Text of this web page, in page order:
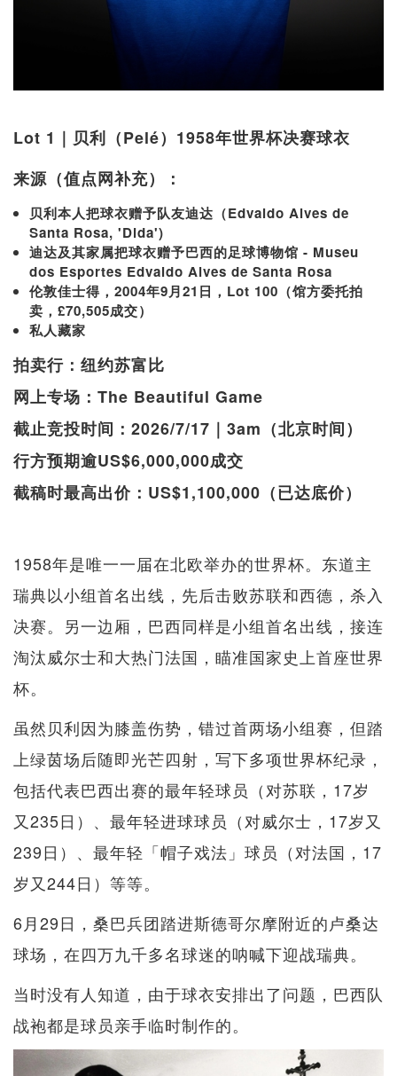
Lot 1｜贝利（Pelé）1958年世界杯决赛球衣
来源（值点网补充）：
贝利本人把球衣赠予队友迪达（Edvaldo Alves de
Santa Rosa, 'Dida')
迪达及其家属把球衣赠予巴西的足球博物馆 - Museu
dos Esportes Edvaldo Alves de Santa Rosa
伦敦佳士得，2004年9月21日，Lot 100（馆方委托拍
卖，£70,505成交）
私人藏家
拍卖行：纽约苏富比
网上专场：The Beautiful Game
截止竞投时间：2026/7/17｜3am（北京时间）
行方预期逾US$6,000,000成交
截稿时最高出价：US$1,100,000（已达底价）
1958年是唯一一届在北欧举办的世界杯。东道主
瑞典以小组首名出线，先后击败苏联和西德，杀入
决赛。另一边厢，巴西同样是小组首名出线，接连
淘汰威尔士和大热门法国，瞄准国家史上首座世界
杯。
虽然贝利因为膝盖伤势，错过首两场小组赛，但踏
上绿茵场后随即光芒四射，写下多项世界杯纪录，
包括代表巴西出赛的最年轻球员（对苏联，17岁
又235日）、最年轻进球球员（对威尔士，17岁又
239日）、最年轻「帽子戏法」球员（对法国，17
岁又244日）等等。
6月29日，桑巴兵团踏进斯德哥尔摩附近的卢桑达
球场，在四万九千多名球迷的呐喊下迎战瑞典。
当时没有人知道，由于球衣安排出了问题，巴西队
战袍都是球员亲手临时制作的。